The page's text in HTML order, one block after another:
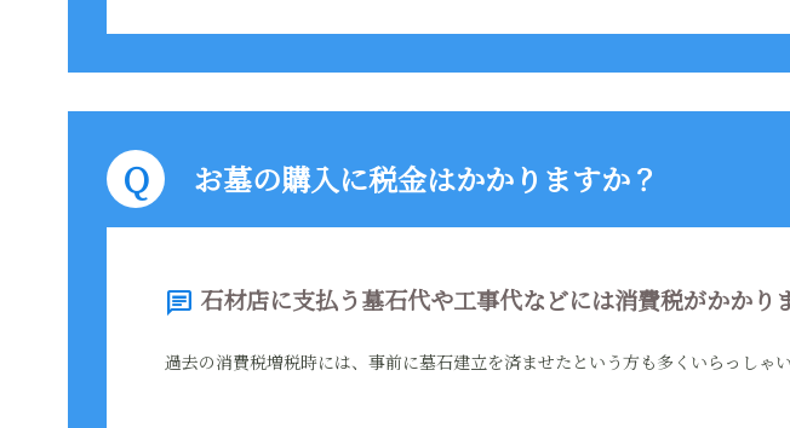
お墓の購入に税金はかかりますか？
chat 石材店に支払う墓石代や工事代などには消費税がかかり
過去の消費税増税時には、事前に墓石建立を済ませたという方も多くいらっしゃ